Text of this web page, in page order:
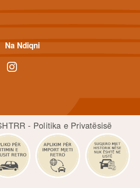
Na Ndiqni
- Politika e Privatësisë